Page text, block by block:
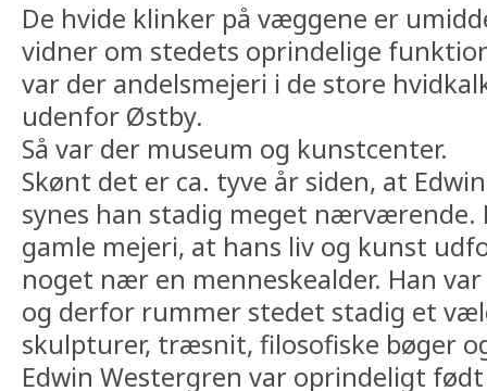
De hvide klinker på væggene er
vidner om stedets oprindelige
var der andelsmejeri i de store
udenfor Østby.
Så var der museum og kunstcenter.
Skønt det er ca. tyve år siden, at
synes han stadig meget nærværende.
gamle mejeri, at hans liv og kunst
noget nær en menneskealder. Han
og derfor rummer stedet stadig et
skulpturer, træsnit, filosofiske bøger
Edwin Westergren var oprindeligt